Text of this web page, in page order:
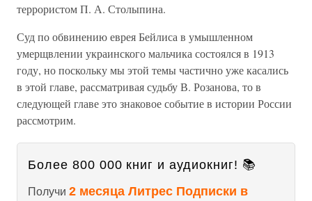
террористом П. А. Столыпина.
Суд по обвинению еврея Бейлиса в умышленном
умерщвлении украинского мальчика состоялся в 1913
году, но поскольку мы этой темы частично уже касались
в этой главе, рассматривая судьбу В. Розанова, то в
следующей главе это знаковое событие в истории России
рассмотрим.
Более 800 000 книг и аудиокниг! 📚
Получи 2 месяца Литрес Подписки в